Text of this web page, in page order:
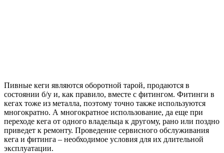
Пивные кеги являются оборотной тарой, продаются в
состоянии б/у и, как правило, вместе с фитингом. Фитинги в
кегах тоже из металла, поэтому точно также используются
многократно. А многократное использование, да еще при
переходе кега от одного владельца к другому, рано или поздно
приведет к ремонту. Проведение сервисного обслуживания
кега и фитинга – необходимое условия для их длительной
эксплуатации.